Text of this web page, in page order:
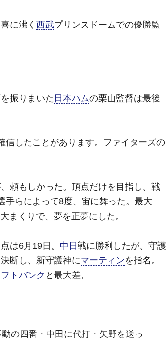
に沸く 西武プリンスドームでの優勝監
振りまいた 日本ハムの栗山監督は最後
信したことがあります。ファイターズの
頼もしかった。頂点だけを目指し、戦
手らによって8度、宙に舞った。最大
まくりで、夢を正夢にした。
は6月19日。 中日 戦に勝利したが、守護
断し、新守護神にマーティンを指名。
トバンク と最大差。
の四番・中田に代打・矢野を送っ